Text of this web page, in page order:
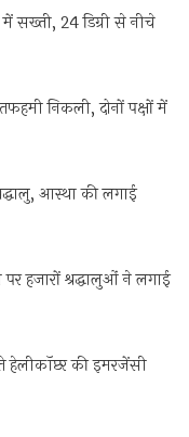
सख्ती, 24 डिग्री से नीचे
निकली, दोनों पक्षों में
आस्था की लगाई
हजारों श्रद्धालुओं ने लगाई
की इमरजेंसी